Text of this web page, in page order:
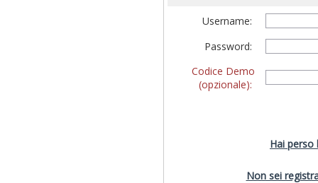
Username:
Password:
Codice Demo
(opzionale):
Hai perso
Non sei